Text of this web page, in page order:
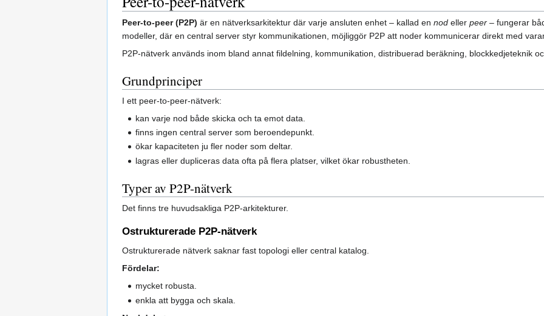
Peer-to-peer (P2P) är en nätverksarkitektur där varje ansluten enhet – kallad en nod eller peer – fungerar
modeller, där en central server styr kommunikationen, möjliggör P2P att noder kommunicerar direkt med
P2P-nätverk används inom bland annat fildelning, kommunikation, distribuerad beräkning, blockkedjeteknik
Grundprinciper
I ett peer-to-peer-nätverk:
kan varje nod både skicka och ta emot data.
finns ingen central server som beroendepunkt.
ökar kapaciteten ju fler noder som deltar.
lagras eller dupliceras data ofta på flera platser, vilket ökar robustheten.
Typer av P2P-nätverk
Det finns tre huvudsakliga P2P-arkitekturer.
Ostrukturerade P2P-nätverk
Ostrukturerade nätverk saknar fast topologi eller central katalog.
Fördelar:
mycket robusta.
enkla att bygga och skala.